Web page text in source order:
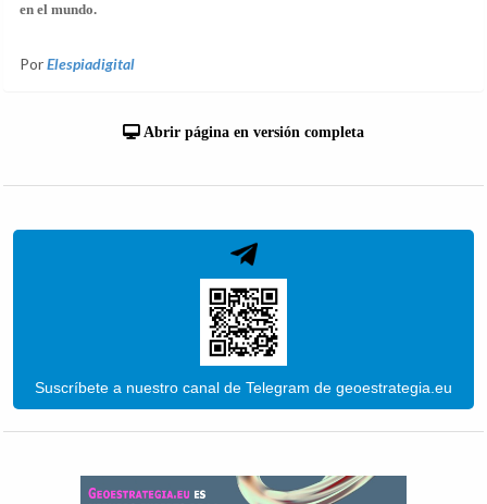
en el mundo.
PorElespiadigital
Abrir página en versión completa
Suscríbete a nuestro canal de Telegram de geoestrategia.eu